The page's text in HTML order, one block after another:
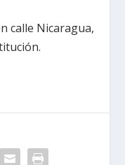
calle Nicaragua,